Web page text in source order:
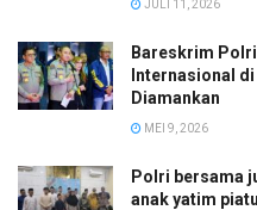
JULI 11, 2026
Bareskrim
Internasional
Diamankan
MEI 9, 2026
Polri bersama
anak yatim piatu